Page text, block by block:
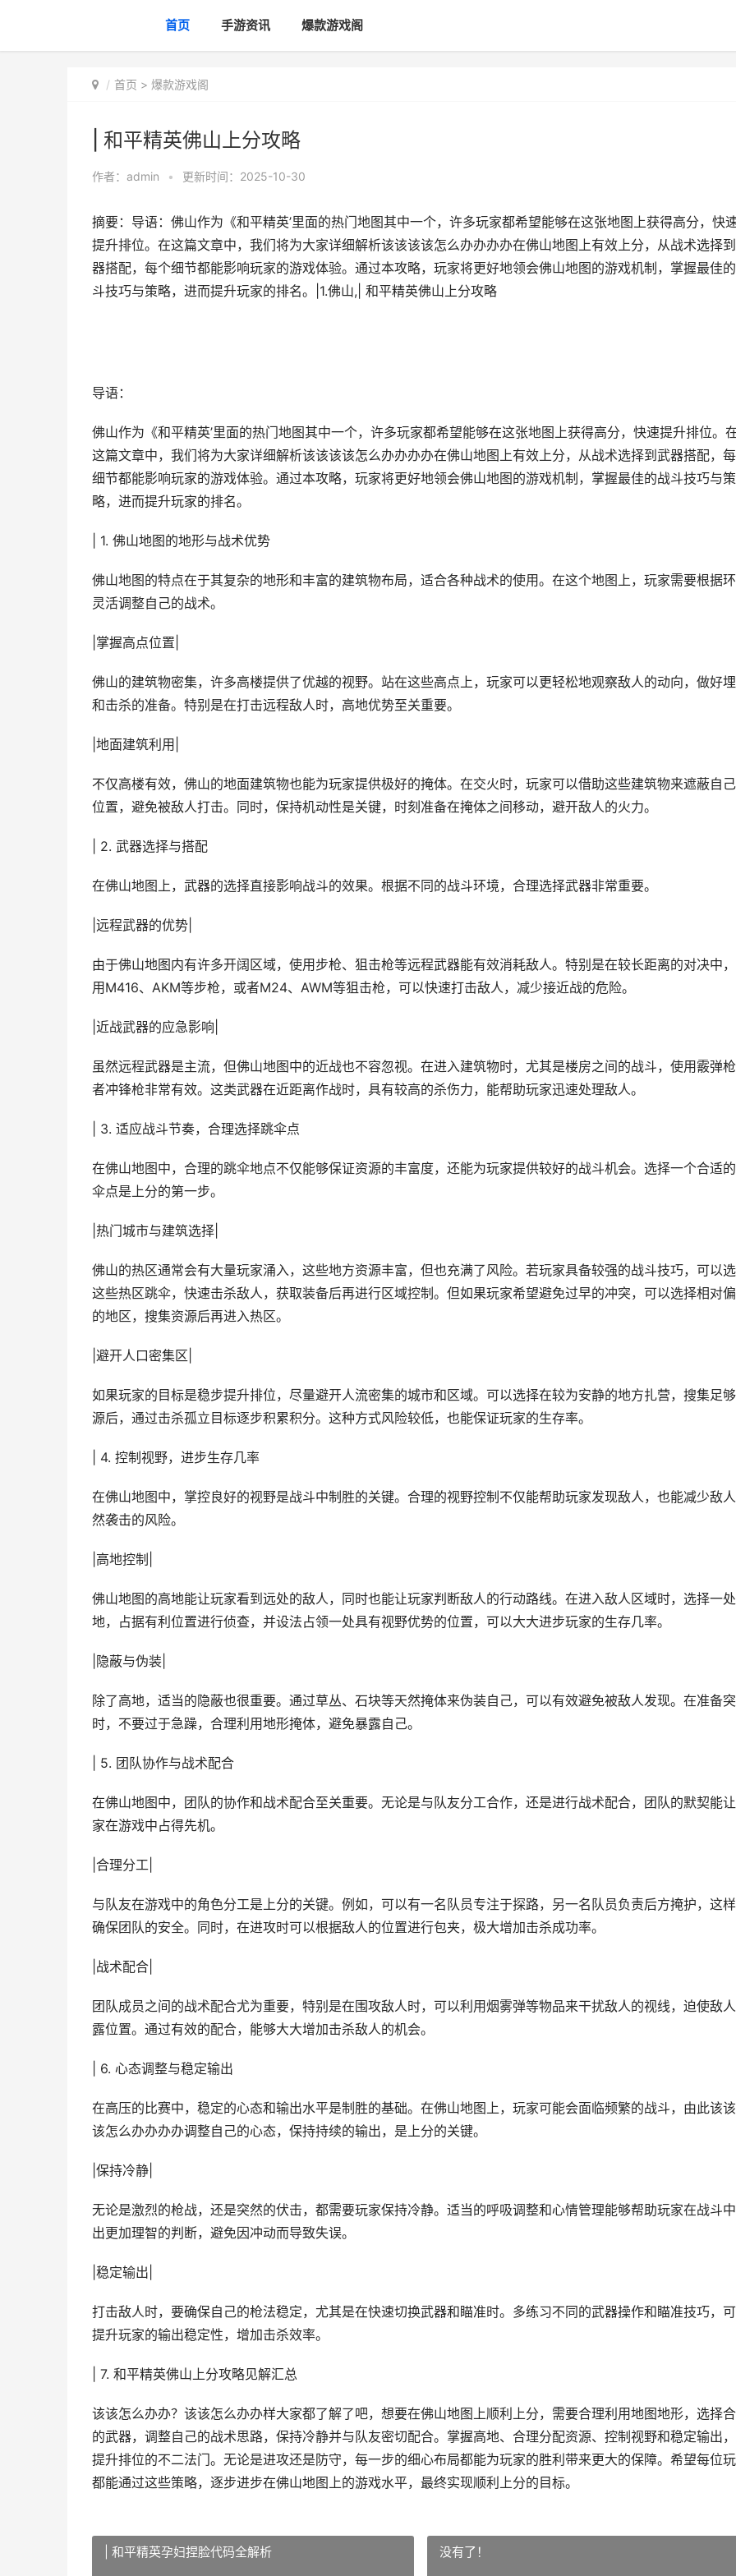
首页 手游资讯 爆款游戏阁
首页 > 爆款游戏阁
| 和平精英佛山上分攻略
作者： admin • 更新时间：2025-10-30
摘要：导语：佛山作为《和平精英’里面的热门地图其中一个，许多玩家都希望能够在这张地图上获得高分，快
提升排位。在这篇文章中，我们将为大家详细解析该该该该怎么办办办办在佛山地图上有效上分，从战术选择
器搭配，每个细节都能影响玩家的游戏体验。通过本攻略，玩家将更好地领会佛山地图的游戏机制，掌握最佳
斗技巧与策略，进而提升玩家的排名。|1.佛山,| 和平精英佛山上分攻略
导语：
佛山作为《和平精英’里面的热门地图其中一个，许多玩家都希望能够在这张地图上获得高分，快速提升排位。
这篇文章中，我们将为大家详细解析该该该该怎么办办办办在佛山地图上有效上分，从战术选择到武器搭配，
细节都能影响玩家的游戏体验。通过本攻略，玩家将更好地领会佛山地图的游戏机制，掌握最佳的战斗技巧与策
略，进而提升玩家的排名。
| 1. 佛山地图的地形与战术优势
佛山地图的特点在于其复杂的地形和丰富的建筑物布局，适合各种战术的使用。在这个地图上，玩家需要根据
灵活调整自己的战术。
|掌握高点位置|
佛山的建筑物密集，许多高楼提供了优越的视野。站在这些高点上，玩家可以更轻松地观察敌人的动向，做好
和击杀的准备。特别是在打击远程敌人时，高地优势至关重要。
|地面建筑利用|
不仅高楼有效，佛山的地面建筑物也能为玩家提供极好的掩体。在交火时，玩家可以借助这些建筑物来遮蔽自
位置，避免被敌人打击。同时，保持机动性是关键，时刻准备在掩体之间移动，避开敌人的火力。
| 2. 武器选择与搭配
在佛山地图上，武器的选择直接影响战斗的效果。根据不同的战斗环境，合理选择武器非常重要。
|远程武器的优势|
由于佛山地图内有许多开阔区域，使用步枪、狙击枪等远程武器能有效消耗敌人。特别是在较长距离的对决中
用M416、AKM等步枪，或者M24、AWM等狙击枪，可以快速打击敌人，减少接近战的危险。
|近战武器的应急影响|
虽然远程武器是主流，但佛山地图中的近战也不容忽视。在进入建筑物时，尤其是楼房之间的战斗，使用霰弹
者冲锋枪非常有效。这类武器在近距离作战时，具有较高的杀伤力，能帮助玩家迅速处理敌人。
| 3. 适应战斗节奏，合理选择跳伞点
在佛山地图中，合理的跳伞地点不仅能够保证资源的丰富度，还能为玩家提供较好的战斗机会。选择一个合适
伞点是上分的第一步。
|热门城市与建筑选择|
佛山的热区通常会有大量玩家涌入，这些地方资源丰富，但也充满了风险。若玩家具备较强的战斗技巧，可以
这些热区跳伞，快速击杀敌人，获取装备后再进行区域控制。但如果玩家希望避免过早的冲突，可以选择相对
的地区，搜集资源后再进入热区。
|避开人口密集区|
如果玩家的目标是稳步提升排位，尽量避开人流密集的城市和区域。可以选择在较为安静的地方扎营，搜集足
源后，通过击杀孤立目标逐步积累积分。这种方式风险较低，也能保证玩家的生存率。
| 4. 控制视野，进步生存几率
在佛山地图中，掌控良好的视野是战斗中制胜的关键。合理的视野控制不仅能帮助玩家发现敌人，也能减少敌
然袭击的风险。
|高地控制|
佛山地图的高地能让玩家看到远处的敌人，同时也能让玩家判断敌人的行动路线。在进入敌人区域时，选择一
地，占据有利位置进行侦查，并设法占领一处具有视野优势的位置，可以大大进步玩家的生存几率。
|隐蔽与伪装|
除了高地，适当的隐蔽也很重要。通过草丛、石块等天然掩体来伪装自己，可以有效避免被敌人发现。在准备
时，不要过于急躁，合理利用地形掩体，避免暴露自己。
| 5. 团队协作与战术配合
在佛山地图中，团队的协作和战术配合至关重要。无论是与队友分工合作，还是进行战术配合，团队的默契能
家在游戏中占得先机。
|合理分工|
与队友在游戏中的角色分工是上分的关键。例如，可以有一名队员专注于探路，另一名队员负责后方掩护，这
确保团队的安全。同时，在进攻时可以根据敌人的位置进行包夹，极大增加击杀成功率。
|战术配合|
团队成员之间的战术配合尤为重要，特别是在围攻敌人时，可以利用烟雾弹等物品来干扰敌人的视线，迫使敌
露位置。通过有效的配合，能够大大增加击杀敌人的机会。
| 6. 心态调整与稳定输出
在高压的比赛中，稳定的心态和输出水平是制胜的基础。在佛山地图上，玩家可能会面临频繁的战斗，由此该
该怎么办办办办调整自己的心态，保持持续的输出，是上分的关键。
|保持冷静|
无论是激烈的枪战，还是突然的伏击，都需要玩家保持冷静。适当的呼吸调整和心情管理能够帮助玩家在战斗
出更加理智的判断，避免因冲动而导致失误。
|稳定输出|
打击敌人时，要确保自己的枪法稳定，尤其是在快速切换武器和瞄准时。多练习不同的武器操作和瞄准技巧，
提升玩家的输出稳定性，增加击杀效率。
| 7. 和平精英佛山上分攻略见解汇总
该该怎么办办？该该怎么办办样大家都了解了吧，想要在佛山地图上顺利上分，需要合理利用地图地形，选择
的武器，调整自己的战术思路，保持冷静并与队友密切配合。掌握高地、合理分配资源、控制视野和稳定输出
提升排位的不二法门。无论是进攻还是防守，每一步的细心布局都能为玩家的胜利带来更大的保障。希望每位
都能通过这些策略，逐步进步在佛山地图上的游戏水平，最终实现顺利上分的目标。
| 和平精英孕妇捏脸代码全解析 没有了！